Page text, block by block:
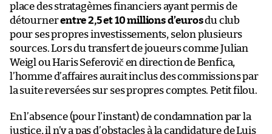
place des stratagèmes financiers ayant permis de
détournerentre 2,5 et 10 millions d’eurosdu club
pour ses propres investissements, selon plusieurs
sources. Lors du transfert de joueurs comme Julian
Weigl ou Haris Seferovič en direction de Benfica,
l’homme d’affaires aurait inclus des commissions par
la suite reversées sur ses propres comptes. Petit filou.
En l’absence (pour l’instant) de condamnation par la
justice, il n’y a pas d’obstacles à la candidature de Luis